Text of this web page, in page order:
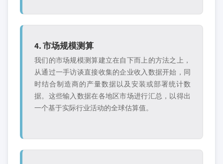
4. 市场规模测算
我们的市场规模测算建立在自下而上的方法之上，
从通过一手访谈直接收集的企业收入数据开始，同
时结合制造商的产量数据以及安装或部署统计数
据。这些输入数据在各地区市场进行汇总，以得出
一个基于实际行业活动的全球估算值。